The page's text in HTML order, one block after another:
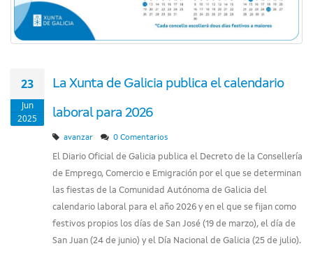
23
Jun
2025
La Xunta de Galicia publica el calendario
laboral para 2026
avanzar 0 Comentarios
El Diario Oficial de Galicia publica el Decreto de la Consellería
de Emprego, Comercio e Emigración por el que se determinan
las fiestas de la Comunidad Autónoma de Galicia del
calendario laboral para el año 2026 y en el que se fijan como
festivos propios los días de San José (19 de marzo), el día de
San Juan (24 de junio) y el Día Nacional de Galicia (25 de julio).